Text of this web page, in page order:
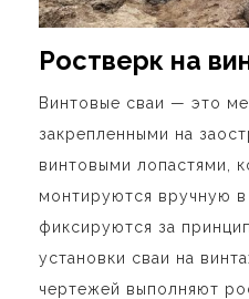
Ростверк на
Винтовые сваи — это
закрепленными на
винтовыми лопастями,
монтируются вручную
фиксируются за
установки сваи на
чертежей выполняют